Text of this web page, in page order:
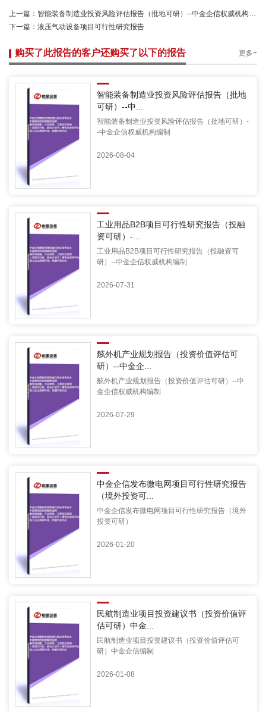
上一篇： 智能装备制造业投资风险评估报告（批地可研）--中金企信权威机构编制
下一篇： 液压气动设备项目可行性研究报告
购买了此报告的客户还购买了以下的报告 更多+
智能装备制造业投资风险评估报告（批地
可研）--中...
智能装备制造业投资风险评估报告（批地可研）-
-中金企信权威机构编制
2026-08-04
工业用品B2B项目可行性研究报告（投融
资可研）-...
工业用品B2B项目可行性研究报告（投融资可
研）--中金企信权威机构编制
2026-07-31
舷外机产业规划报告（投资价值评估可
研）--中金企...
舷外机产业规划报告（投资价值评估可研）--中
金企信权威机构编制
2026-07-29
中金企信发布微电网项目可行性研究报告
（境外投资可...
中金企信发布微电网项目可行性研究报告（境外
投资可研）
2026-01-20
民航制造业项目投资建议书（投资价值评
估可研）中金...
民航制造业项目投资建议书（投资价值评估可
研）中金企信编制
2026-01-08